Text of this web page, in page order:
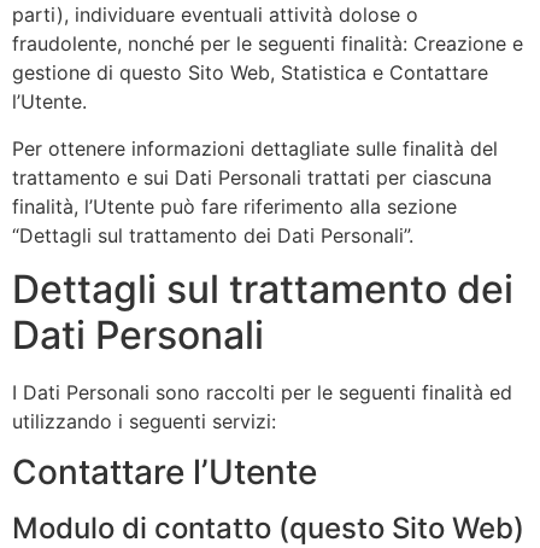
parti), individuare eventuali attività dolose o
fraudolente, nonché per le seguenti finalità: Creazione e
gestione di questo Sito Web, Statistica e Contattare
l’Utente.
Per ottenere informazioni dettagliate sulle finalità del
trattamento e sui Dati Personali trattati per ciascuna
finalità, l’Utente può fare riferimento alla sezione
“Dettagli sul trattamento dei Dati Personali”.
Dettagli sul trattamento dei
Dati Personali
I Dati Personali sono raccolti per le seguenti finalità ed
utilizzando i seguenti servizi:
Contattare l’Utente
Modulo di contatto (questo Sito Web)